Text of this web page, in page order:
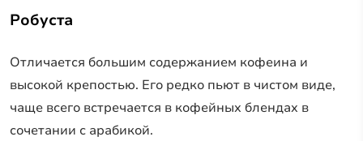
Робуста
Отличается большим содержанием кофеина и
высокой крепостью. Его редко пьют в чистом виде,
чаще всего встречается в кофейных блендах в
сочетании с арабикой.